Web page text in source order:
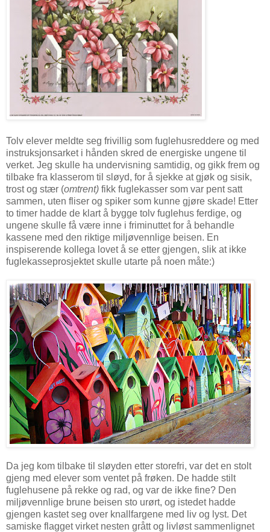
Tolv elever meldte seg frivillig som fuglehusreddere og med
instruksjonsarket i hånden skred de energiske ungene til
verket. Jeg skulle ha undervisning samtidig, og gikk frem og
tilbake fra klasserom til sløyd, for å sjekke at gjøk og sisik,
trost og stær (omtrent) fikk fuglekasser som var pent satt
sammen, uten fliser og spiker som kunne gjøre skade! Etter
to timer hadde de klart å bygge tolv fuglehus ferdige, og
ungene skulle få være inne i friminuttet for å behandle
kassene med den riktige miljøvennlige beisen. En
inspiserende kollega lovet å se etter gjengen, slik at ikke
fuglekasseprosjektet skulle utarte på noen måte:)
Da jeg kom tilbake til sløyden etter storefri, var det en stolt
gjeng med elever som ventet på frøken. De hadde stilt
fuglehusene på rekke og rad, og var de ikke fine? Den
miljøvennlige brune beisen sto urørt, og istedet hadde
gjengen kastet seg over knallfargene med liv og lyst. Det
samiske flagget virket nesten grått og livløst sammenlignet